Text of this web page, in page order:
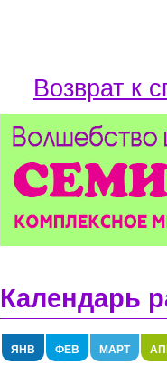
Возврат к
Календарь
ЯНВ ФЕВ МАРТ